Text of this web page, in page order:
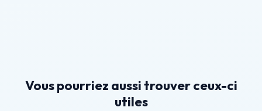
Vous pourriez aussi trouver ceux-ci
utiles